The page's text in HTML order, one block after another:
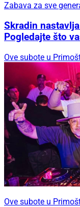
Zabava za sve
Skradin
Pogledajte što
Ove subote u
Ove subote u